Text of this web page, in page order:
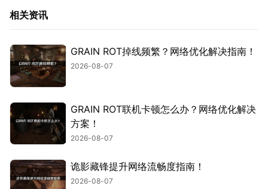
相关资讯
GRAIN ROT掉线频繁？网络优化解决指南！
2026-08-07
GRAIN ROT联机卡顿怎么办？网络优化解决
方案！
2026-08-07
诡影藏锋提升网络流畅度指南！
2026-08-07